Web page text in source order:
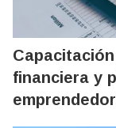
financiera y